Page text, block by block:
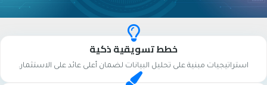
خطط تسويقية ذكية
استراتيجيات مبنية على تحليل البيانات لضمان أعلى عائد على الاستثمار.